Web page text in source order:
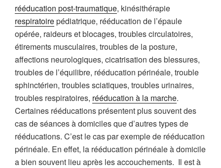
rééducation post-traumatique, kinésithérapie
respiratoirepédiatrique, rééducation de l’épaule
opérée, raideurs et blocages, troubles circulatoires,
étirements musculaires, troubles de la posture,
affections neurologiques, cicatrisation des blessures,
troubles de l’équilibre, rééducation périnéale, trouble
sphinctérien, troubles sciatiques, troubles urinaires,
troubles respiratoires, rééducation à la marche.
Certaines rééducations présentent plus souvent des
cas de séances à domiciles que d’autres types de
rééducations. C’est le cas par exemple de rééducation
périnéale. En effet, la rééducation périnéale à domicile
a bien souvent lieu après les accouchements. Il est à